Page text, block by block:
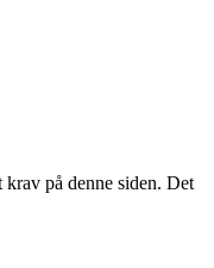
krav på denne siden. Det